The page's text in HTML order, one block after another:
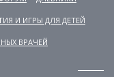
И ИГРЫ ДЛЯ ДЕТЕЙ
ВРАЧЕЙ